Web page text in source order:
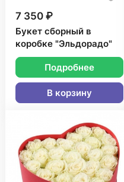
7 350 ₽
Букет сборный в
коробке "Эльдорадо"
Подробнее
В корзину